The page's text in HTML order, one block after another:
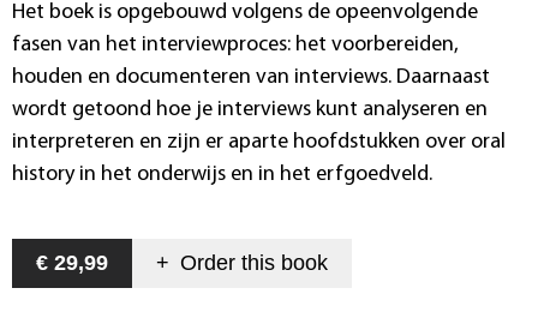
Het boek is opgebouwd volgens de opeenvolgende
fasen van het interviewproces: het voorbereiden,
houden en documenteren van interviews. Daarnaast
wordt getoond hoe je interviews kunt analyseren en
interpreteren en zijn er aparte hoofdstukken over oral
history in het onderwijs en in het erfgoedveld.
€ 29,99 + Order this book